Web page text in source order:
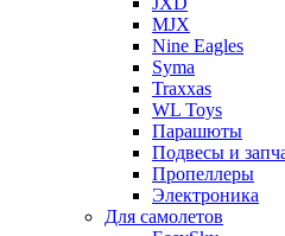
MJX
Nine Eagles
Syma
Traxxas
WL Toys
Парашюты
Подвесы и
Пропеллеры
Электроника
Для самолетов